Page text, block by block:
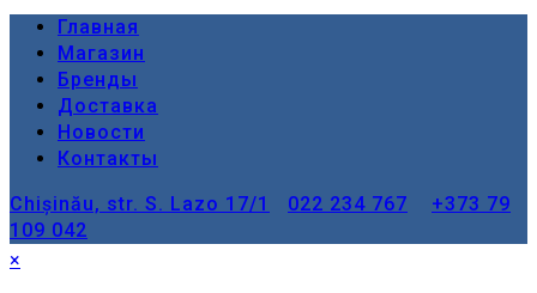
Главная
Магазин
Бренды
Доставка
Новости
Контакты
Chișinău, str. S. Lazo 17/1
022 234 767
+373 79
109 042
×